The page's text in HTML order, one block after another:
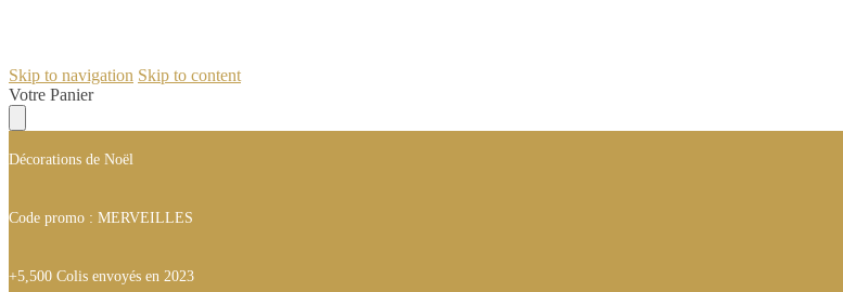
Skip to navigation Skip to content
Votre Panier
Décorations de Noël
Code promo : MERVEILLES
+5,500 Colis envoyés en 2023